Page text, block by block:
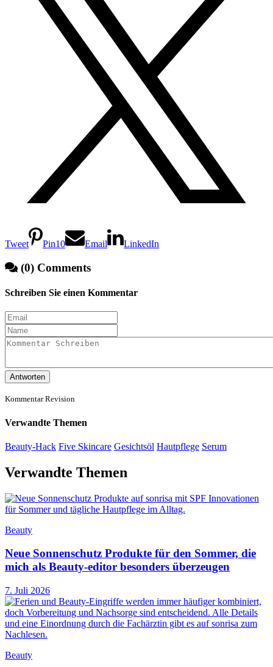
Tweet Pin10 Email LinkedIn
(0) Comments
Schreiben Sie einen Kommentar
Antworten
Kommentar Revision
Verwandte Themen
Beauty-Hack Five Skincare Gesichtsöl Hautpflege Serum
Verwandte Themen
Beauty
Neue Sonnenschutz Produkte für den Sommer, die
mich als Beauty-editor besonders überzeugen
7. Juli 2026
Beauty